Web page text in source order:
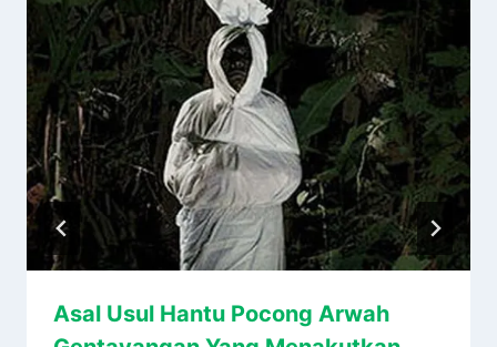
Asal Usul Hantu Pocong Arwah